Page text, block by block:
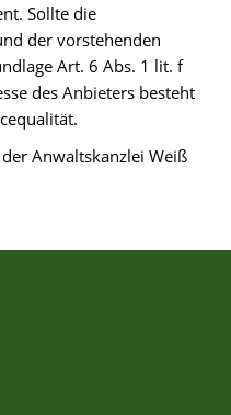
Sollte die
der vorstehenden
Art. 6 Abs. 1 lit. f
des Anbieters besteht
Anwaltskanzlei Weiß